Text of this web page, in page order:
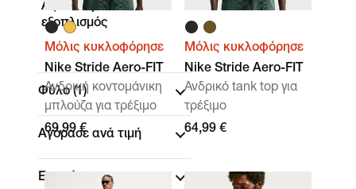
Αξεσουάρ και
εξοπλισμός
Φύλο(1)
Αγόρασε ανά τιμή
Εκπτώσεις και
Μόλις κυκλοφόρησε
Nike Stride Aero-FIT
Ανδρική κοντομάνικη
μπλούζα για τρέξιμο
69,99 €
Μόλις κυκλοφόρησε
Nike Stride Aero-FIT
Ανδρικό tank top για
τρέξιμο
64,99 €